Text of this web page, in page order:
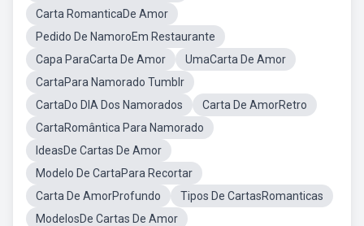
Carta RomanticaDe Amor
Pedido De NamoroEm Restaurante
Capa ParaCarta De Amor
UmaCarta De Amor
CartaPara Namorado Tumblr
CartaDo DIA Dos Namorados
Carta De AmorRetro
CartaRomântica Para Namorado
IdeasDe Cartas De Amor
Modelo De CartaPara Recortar
Carta De AmorProfundo
Tipos De CartasRomanticas
ModelosDe Cartas De Amor